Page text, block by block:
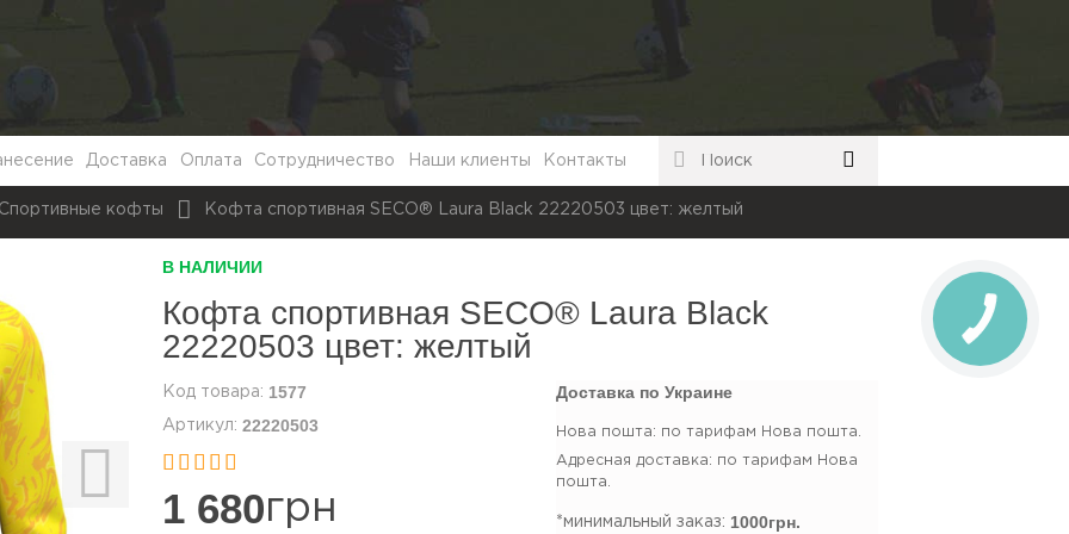
Доставка Оплата Сотрудничество Наши клиенты Контакты
Спортивные кофты Кофта спортивная SECO® Laura Black 22220503 цвет: желтый
В НАЛИЧИИ
Кофта спортивная SECO® Laura Black
22220503 цвет: желтый
1577
22220503


1 680грн
Доставка по Украине
Нова пошта: по тарифам Нова пошта.
Адресная доставка: по тарифам Нова
пошта.
*минимальный заказ: 1000грн.